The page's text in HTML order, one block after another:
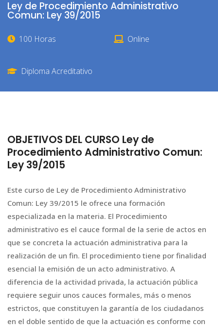
Ley de Procedimiento Administrativo
Comun: Ley 39/2015
100 Horas Online
Diploma Acreditativo
OBJETIVOS DEL CURSO Ley de
Procedimiento Administrativo Comun:
Ley 39/2015
Este curso de Ley de Procedimiento Administrativo
Comun: Ley 39/2015 le ofrece una formación
especializada en la materia. El Procedimiento
administrativo es el cauce formal de la serie de actos en
que se concreta la actuación administrativa para la
realización de un fin. El procedimiento tiene por finalidad
esencial la emisión de un acto administrativo. A
diferencia de la actividad privada, la actuación pública
requiere seguir unos cauces formales, más o menos
estrictos, que constituyen la garantía de los ciudadanos
en el doble sentido de que la actuación es conforme con